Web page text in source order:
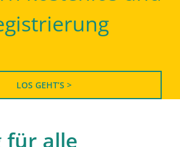
LOS GEHT’S >
für alle